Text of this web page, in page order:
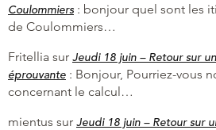
Coulommiers : bonjour quel sont les
de Coulommiers…
Fritellia sur Jeudi 18 juin – Retour sur
éprouvante : Bonjour, Pourriez-vous
concernant le calcul…
mientus sur Jeudi 18 juin – Retour sur